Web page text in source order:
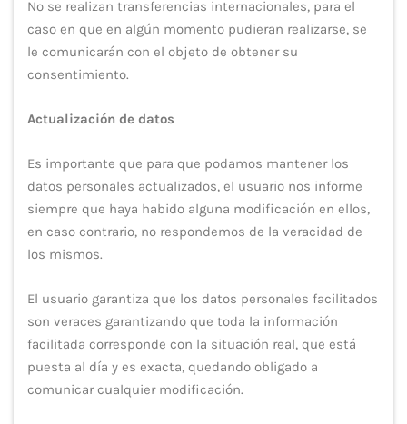
No se realizan transferencias internacionales, para el
caso en que en algún momento pudieran realizarse, se
le comunicarán con el objeto de obtener su
consentimiento.
Actualización de datos
Es importante que para que podamos mantener los
datos personales actualizados, el usuario nos informe
siempre que haya habido alguna modificación en ellos,
en caso contrario, no respondemos de la veracidad de
los mismos.
El usuario garantiza que los datos personales facilitados
son veraces garantizando que toda la información
facilitada corresponde con la situación real, que está
puesta al día y es exacta, quedando obligado a
comunicar cualquier modificación.